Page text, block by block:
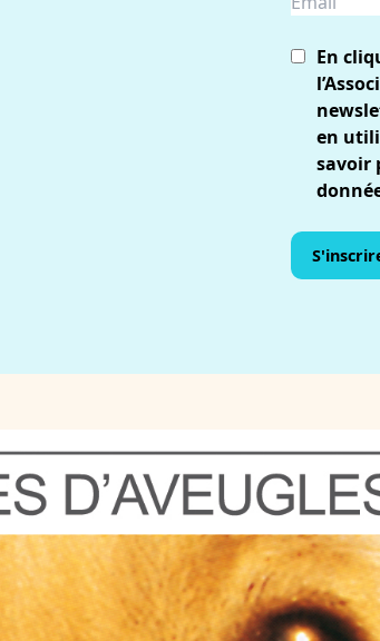
En
en
savoir